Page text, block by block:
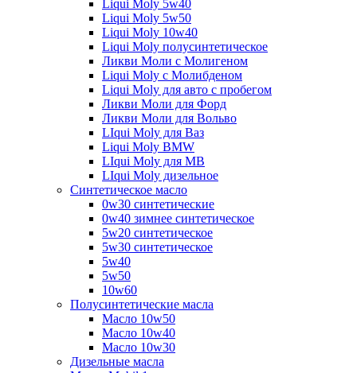
Liqui Moly 5w40
Liqui Moly 5w50
Liqui Moly 10w40
Liqui Moly полусинтетическое
Ликви Моли с Молигеном
Liqui Moly с Молибденом
Liqui Moly для авто с пробегом
Ликви Моли для Форд
Ликви Моли для Вольво
LIqui Moly для Ваз
Liqui Moly BMW
LIqui Moly для MB
LIqui Moly дизельное
Синтетическое масло
0w30 синтетические
0w40 зимнее синтетическое
5w20 синтетическое
5w30 синтетическое
5w40
5w50
10w60
Полусинтетические масла
Масло 10w50
Масло 10w40
Масло 10w30
Дизельные масла